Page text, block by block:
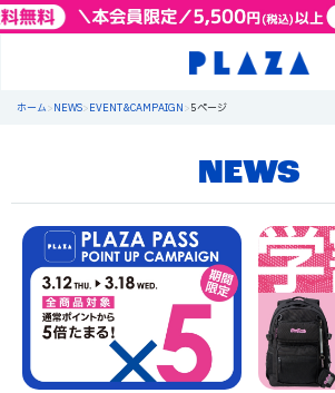
ホーム>NEWS>EVENT&CAMPAIGN>5ページ
NEWS